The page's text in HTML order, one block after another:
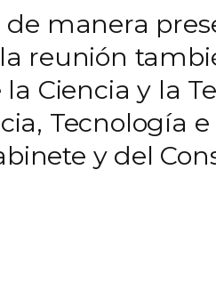
de manera
reunión
Ciencia y la
Tecnología
y del